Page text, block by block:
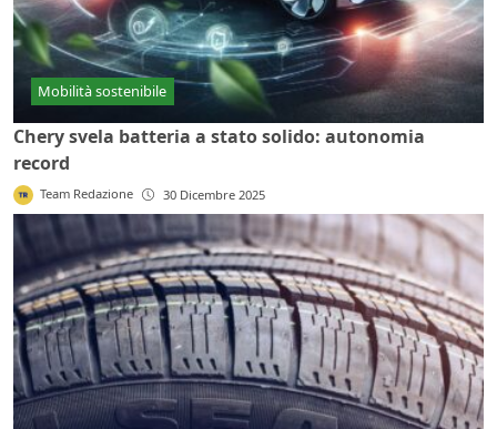
Mobilità sostenibile
Chery svela batteria a stato solido: autonomia
record
Team Redazione 30 Dicembre 2025